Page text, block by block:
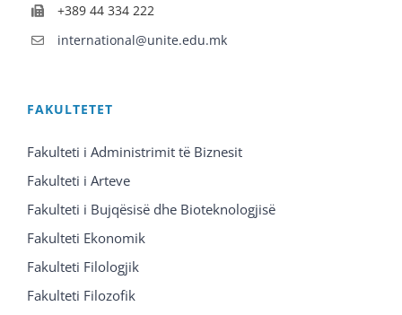
+389 44 334 222
international@unite.edu.mk
FAKULTETET
Fakulteti i Administrimit të Biznesit
Fakulteti i Arteve
Fakulteti i Bujqësisë dhe Bioteknologjisë
Fakulteti Ekonomik
Fakulteti Filologjik
Fakulteti Filozofik